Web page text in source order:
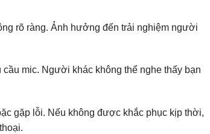
rõ ràng. Ảnh hưởng đến trải nghiệm người
mic. Người khác không thể nghe thấy bạn
gặp lỗi. Nếu không được khắc phục kịp thời,